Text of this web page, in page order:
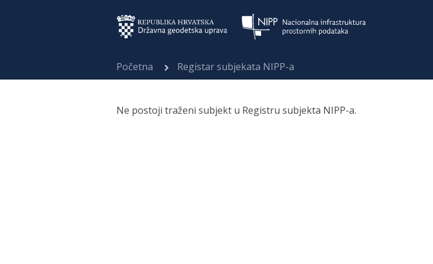
Početna Registar subjekata NIPP-a
Ne postoji traženi subjekt u Registru subjekta NIPP-a.